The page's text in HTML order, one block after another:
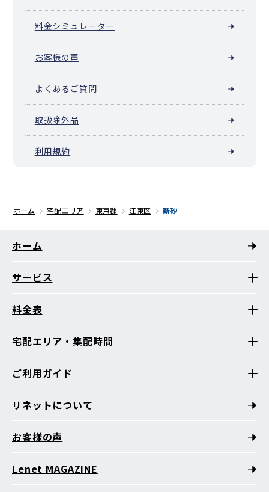
料金シミュレーター
お客様の声
よくあるご質問
取扱除外品
利用規約
ホーム 宅配エリア 東京都 江東区 新砂
ホーム
サービス
料金表
宅配エリア・集配時間
ご利用ガイド
リネットについて
お客様の声
Lenet MAGAZINE